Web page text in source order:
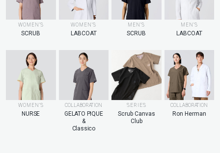
WOMEN’S
SCRUB
WOMEN’S
LABCOAT
MEN’S
SCRUB
MEN’S
LABCOAT
WOMEN’S
NURSE
COLLABORATION
GELATO PIQUE
&
Classico
SERIES
Scrub Canvas
Club
COLLABORATION
Ron Herman